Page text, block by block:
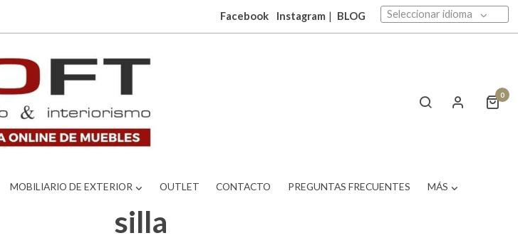
Facebook Instagram | BLOG Seleccionar idioma
0
MOBILIARIO DE EXTERIOR OUTLET CONTACTO PREGUNTAS FRECUENTES MÁS
silla